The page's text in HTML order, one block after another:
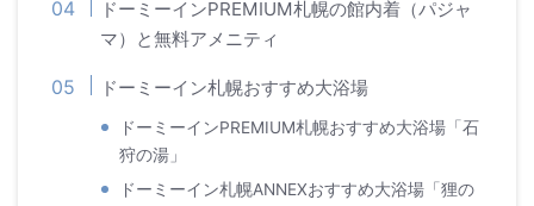
ドーミーインPREMIUM札幌の館内着（パジャ
マ）と無料アメニティ
ドーミーイン札幌おすすめ大浴場
ドーミーインPREMIUM札幌おすすめ大浴場「石
狩の湯」
ドーミーイン札幌ANNEXおすすめ大浴場「狸の